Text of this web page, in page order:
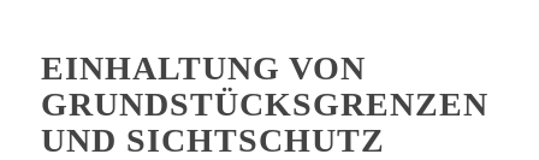
EINHALTUNG VON
GRUNDSTÜCKSGRENZEN
UND SICHTSCHUTZ